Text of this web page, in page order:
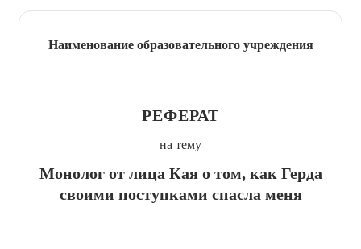
Наименование образовательного учреждения
РЕФЕРАТ
на тему
Монолог от лица Кая о том, как Герда
своими поступками спасла меня